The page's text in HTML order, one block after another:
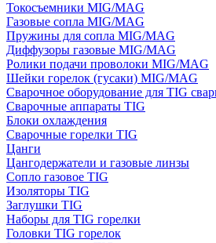
Токосъемники MIG/MAG
Газовые сопла MIG/MAG
Пружины для сопла MIG/MAG
Диффузоры газовые MIG/MAG
Ролики подачи проволоки MIG/MAG
Шейки горелок (гусаки) MIG/MAG
Сварочное оборудование для TIG
Сварочные аппараты TIG
Блоки охлаждения
Сварочные горелки TIG
Цанги
Цангодержатели и газовые линзы
Сопло газовое TIG
Изоляторы TIG
Заглушки TIG
Наборы для TIG горелки
Головки TIG горелок